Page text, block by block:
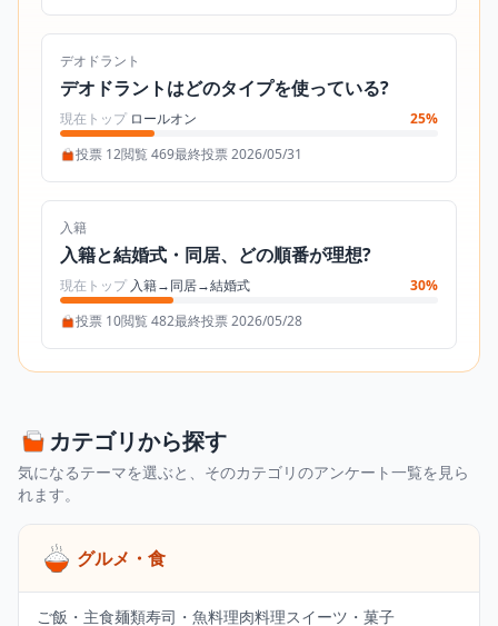
デオドラント
デオドラントはどのタイプを使っている?
現在トップ ロールオン
25%
投票 12閲覧 469最終投票 2026/05/31
入籍
入籍と結婚式・同居、どの順番が理想?
現在トップ 入籍→同居→結婚式
30%
投票 10閲覧 482最終投票 2026/05/28
カテゴリから探す
気になるテーマを選ぶと、そのカテゴリのアンケート一覧を見ら
れます。
グルメ・食
ご飯・主食麺類寿司・魚料理肉料理スイーツ・菓子